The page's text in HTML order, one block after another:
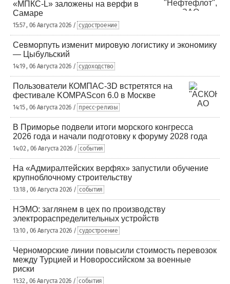
«МПКС-L» заложены на верфи в
Самаре
15:57 , 06 Августа 2026 / судостроение
Севморпуть изменит мировую логистику и экономику
— Цыбульский
14:19 , 06 Августа 2026 / судоходство
Пользователи КОМПАС-3D встретятся на
фестивале KOMPAScon 6.0 в Москве
14:15 , 06 Августа 2026 / пресс-релизы
В Приморье подвели итоги морского конгресса
2026 года и начали подготовку к форуму 2028 года
14:02 , 06 Августа 2026 / события
На «Адмиралтейских верфях» запустили обучение
крупноблочному строительству
13:18 , 06 Августа 2026 / события
НЭМО: заглянем в цех по производству
электрораспределительных устройств
13:10 , 06 Августа 2026 / судостроение
Черноморские линии повысили стоимость перевозок
между Турцией и Новороссийском за военные
риски
11:32 , 06 Августа 2026 / события